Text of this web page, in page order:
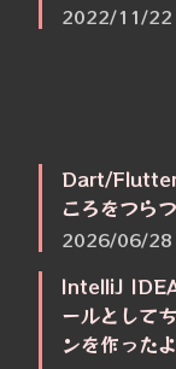
2022/11/22
Dart/Flutter
ころをつら
2026/06/28
IntelliJ
ールとして
ンを作ったよ